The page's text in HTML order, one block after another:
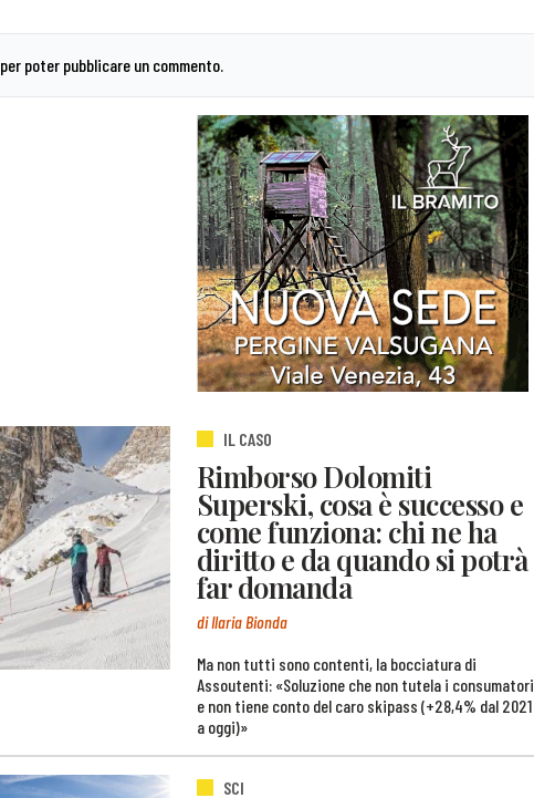
per poter pubblicare un commento.
IL CASO
Rimborso Dolomiti
Superski, cosa è successo e
come funziona: chi ne ha
diritto e da quando si potrà
far domanda
di Ilaria Bionda
Ma non tutti sono contenti, la bocciatura di
Assoutenti: «Soluzione che non tutela i consumatori
e non tiene conto del caro skipass (+28,4% dal 2021
a oggi)»
SCI